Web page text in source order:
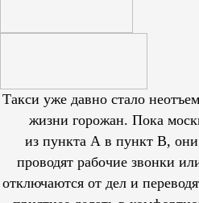
Такси уже давно стало
жизни горожан. Пока
из пункта А в пункт В, они
проводят рабочие звонки
отключаются от дел и